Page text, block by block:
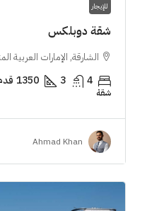
للإيجار
شقة دوبلكس
الشارقة, الإمارات العربية
4
3
1350
شقة
Ahmad Khan